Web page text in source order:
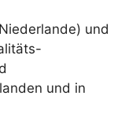
und
und in